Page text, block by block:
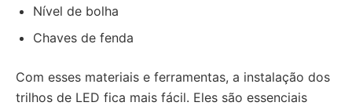
Nível de bolha
Chaves de fenda
Com esses materiais e ferramentas, a instalação dos
trilhos de LED fica mais fácil. Eles são essenciais